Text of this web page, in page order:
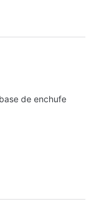
de enchufe